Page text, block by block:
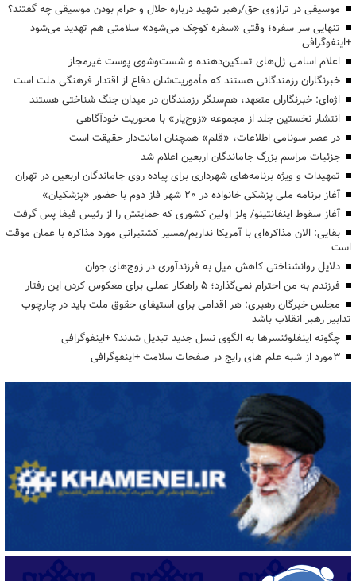
موسیقی در ترازوی حق/رهبر شهید درباره حلال و حرام بودن موسیقی چه گفتند؟
تنهایی سر سفره؛ وقتی «سفره کوچک می‌شود» سلامتی هم تهدید می‌شود
+اینفوگرافی
اعلام اسامی ژل‌های تسکین‌دهنده و شست‌وشوی پوست غیرمجاز
خبرنگاران رزمندگانی هستند که مأموریت‌شان دفاع از اقتدار فرهنگی ملت است
اژه‌ای: خبرنگاران متعهد، هم‌سنگر رزمندگان در میدان جنگ شناختی هستند
انتشار نخستین جلد از مجموعه «زوج‌یار» با محوریت خودآگاهی
در عصر سونامی اطلاعات، «قلم» همچنان امانت‌دار حقیقت است
جزئیات مراسم بزرگ جاماندگان اربعین اعلام شد
تمهیدات و ویژه برنامه‌های شهرداری برای پیاده روی جاماندگان اربعین در تهران
آغاز برنامه ملی پزشکی خانواده در ۲۰ شهر فاز دوم با حضور «پزشکیان»
آغاز سقوط اینفانتینو/ ولز اولین کشوری که حمایتش را از رئیس فیفا پس گرفت
بقایی: الان مذاکره‌ای با آمریکا نداریم/مسیر کشتیرانی مورد مذاکره با عمان موقت
است
دلایل روانشناختی کاهش میل به فرزندآوری در زوج‌های جوان
فرزندم به من احترام نمی‌گذارد؛ ۵ راهکار عملی برای معکوس کردن این رفتار
مجلس خبرگان رهبری: هر اقدامی برای استیفای حقوق ملت باید در چارچوب
تدابیر رهبر انقلاب باشد
چگونه اینفلوئنسرها به الگوی نسل جدید تبدیل شدند؟ +اینفوگرافی
3مورد از شبه علم های رایج در صفحات سلامت +اینفوگرافی